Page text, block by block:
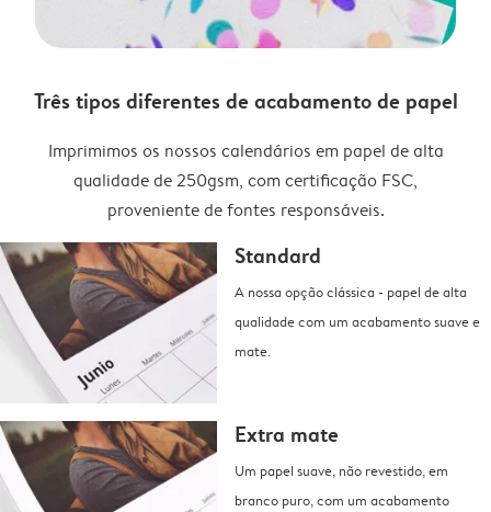
Três tipos diferentes de acabamento de papel
Imprimimos os nossos calendários em papel de alta
qualidade de 250gsm, com certificação FSC,
proveniente de fontes responsáveis.
Standard
A nossa opção clássica - papel de alta
qualidade com um acabamento suave e
mate.
Extra mate
Um papel suave, não revestido, em
branco puro, com um acabamento